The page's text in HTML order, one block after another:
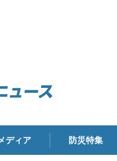
ディア 防災特集